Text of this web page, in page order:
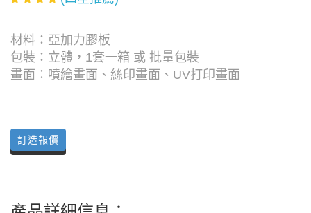
材料：亞加力膠板
包裝：立體，1套一箱 或 批量包裝
畫面：噴繪畫面、絲印畫面、UV打印畫面
訂造報價